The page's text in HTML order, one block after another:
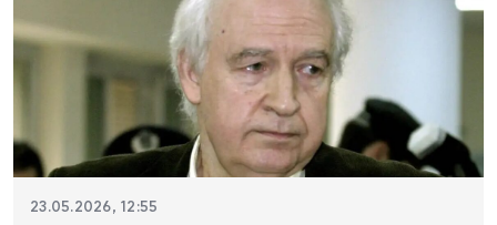
23.05.2026, 12:55